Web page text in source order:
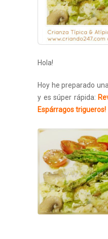
Hola!
Hoy he preparado
y es súper rápida:
Espárragos trigueros!